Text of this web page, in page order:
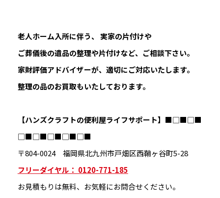
老人ホーム入所に伴う、 実家の片付けや
ご葬儀後の遺品の整理や片付けなど、ご相談下さい。
家財評価アドバイザーが、適切にご対応いたします。
整理の品のお買取もいたしております。
【ハンズクラフトの便利屋ライフサポート】 ■□■□■
□■□■□■□■□■
〒804-0024 福岡県北九州市戸畑区西鞘ヶ谷町5-28
フリーダイヤル： 0120-771-185
お見積もりは無料、お気軽にお問合せください。